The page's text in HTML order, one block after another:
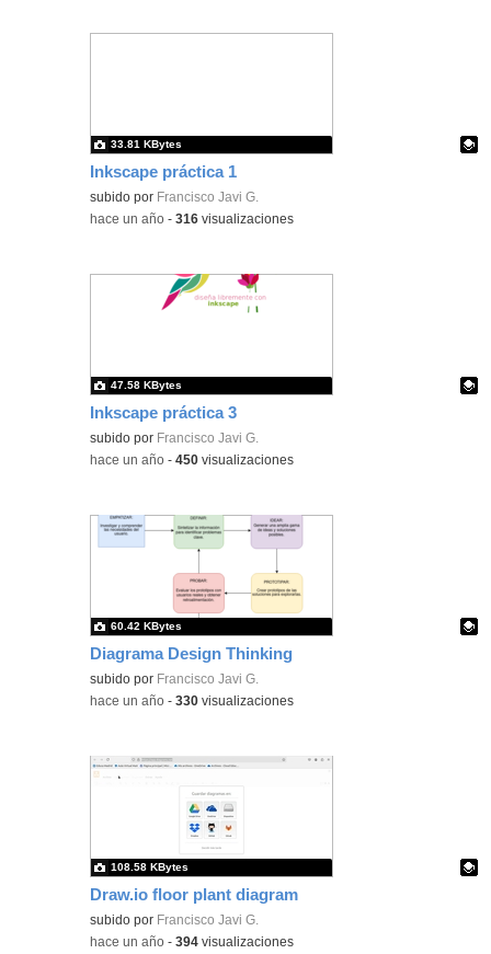
Inkscape práctica 1
Contenido educativo.
subido por Francisco Javi G.
33.81 KBytes
-hace un año -316 visualizaciones
Inkscape práctica 3
Contenido educativo.
subido por Francisco Javi G.
47.58 KBytes
-hace un año -450 visualizaciones
Diagrama Design Thinking
Contenido educativo.
subido por Francisco Javi G.
60.42 KBytes
-hace un año -330 visualizaciones
Draw.io floor plant diagram
Contenido educativo.
subido por Francisco Javi G.
108.58 KBytes
-hace un año -394 visualizaciones